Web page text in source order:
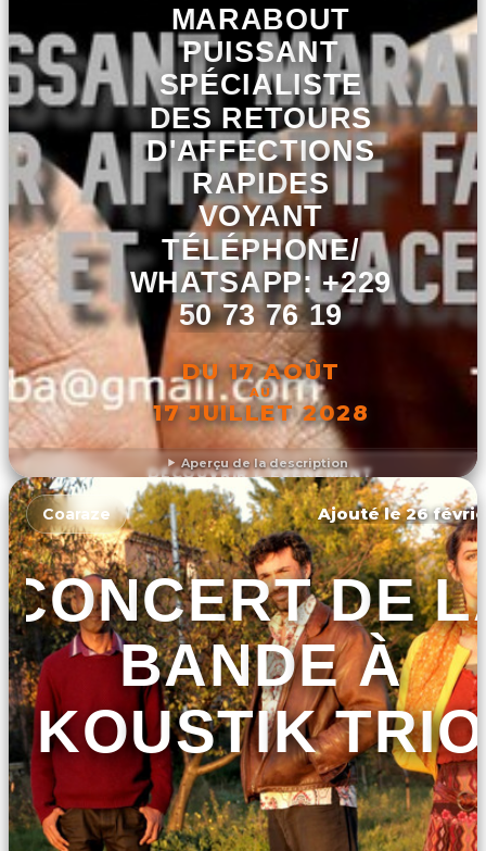
Aperçu de la description
MARABOUT
PUISSANT
SPÉCIALISTE
DES RETOURS
D'AFFECTIONS
RAPIDES
VOYANT
TÉLÉPHONE/
WHATSAPP: +229
50 73 76 19
DU 17 AOÛT
AU
17 JUILLET 2028
DÉCOUVRIR L'ÉVÉNEMENT
Coaraze Ajouté le 26
CONCERT DE
BANDE À
KOUSTIK TRIO